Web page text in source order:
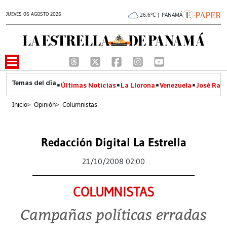
JUEVES 06 AGOSTO 2026 26.6°C | PANAMÁ
Últimas Noticias La Llorona Venezuela José
Inicio> Opinión> Columnistas
Redacción Digital La Estrella
21/10/2008 02:00
COLUMNISTAS
Campañas políticas erradas